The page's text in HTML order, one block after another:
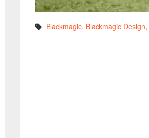
Blackmagic, Blackmagic Design,